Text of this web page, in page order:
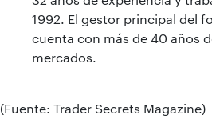
1992. El gestor principal del
cuenta con más de 40 años
mercados.
(Fuente: Trader Secrets Magazine)